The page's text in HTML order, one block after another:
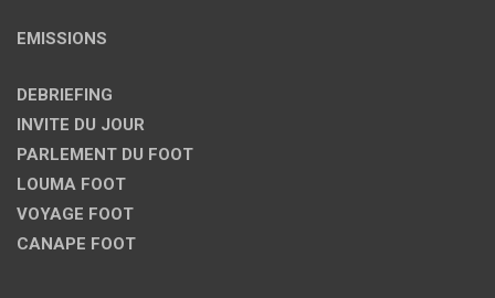
EMISSIONS
DEBRIEFING
INVITE DU JOUR
PARLEMENT DU FOOT
LOUMA FOOT
VOYAGE FOOT
CANAPE FOOT